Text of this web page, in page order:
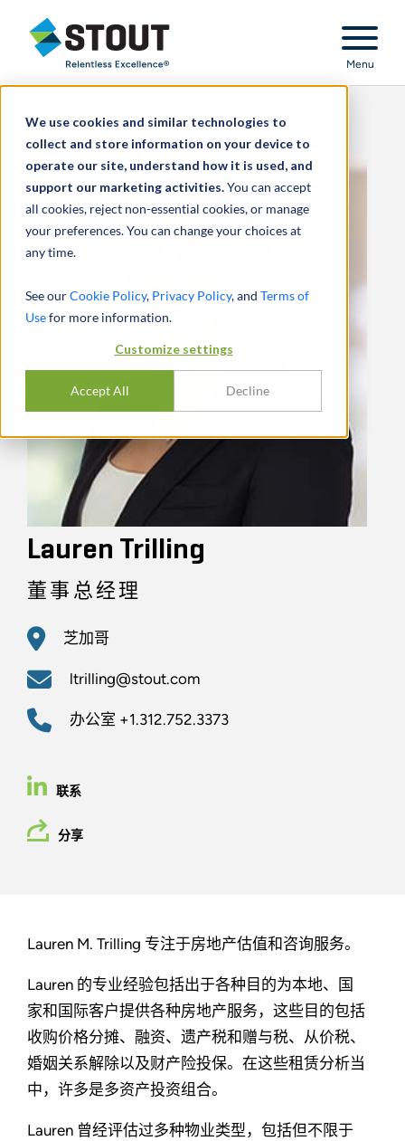
We use cookies and similar technologies to
collect and store information on your device to
operate our site, understand how it is used, and
support our marketing activities.You can accept
all cookies, reject non-essential cookies, or manage
your preferences. You can change your choices at
any time.
See ourCookie Policy, Privacy Policy, and Terms of
Usefor more information.
Customize settings
Accept All Decline
Stout Relentless Excellence
Menu
Lauren Trilling
董事总经理
芝加哥
ltrilling@stout.com
办公室 +1.312.752.3373
联系
分享
Lauren M. Trilling 专注于房地产估值和咨询服务。
Lauren 的专业经验包括出于各种目的为本地、国
家和国际客户提供各种房地产服务，这些目的包括
收购价格分摊、融资、遗产税和赠与税、从价税、
婚姻关系解除以及财产险投保。在这些租赁分析当
中，许多是多资产投资组合。
Lauren 曾经评估过多种物业类型，包括但不限于